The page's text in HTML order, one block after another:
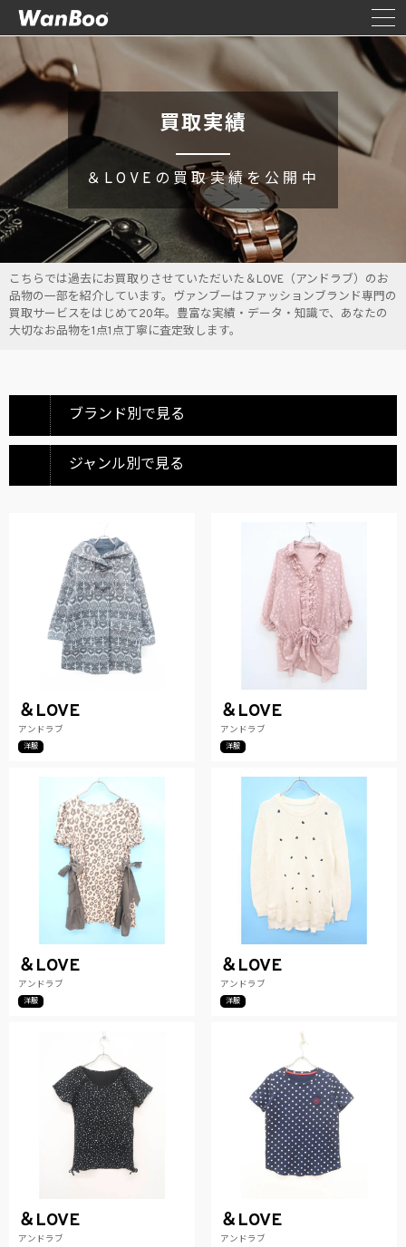
買取実績
＆LOVEの買取実績を公開中
こちらでは過去にお買取りさせていただいた＆LOVE（アンドラブ）のお
品物の一部を紹介しています。ヴァンブーはファッションブランド専門の
買取サービスをはじめて20年。豊富な実績・データ・知識で、あなたの
大切なお品物を1点1点丁寧に査定致します。
ブランド別で見る
ジャンル別で見る
＆LOVE
アンドラブ
洋服
＆LOVE
アンドラブ
洋服
＆LOVE
アンドラブ
洋服
＆LOVE
アンドラブ
洋服
＆LOVE
アンドラブ
＆LOVE
アンドラブ